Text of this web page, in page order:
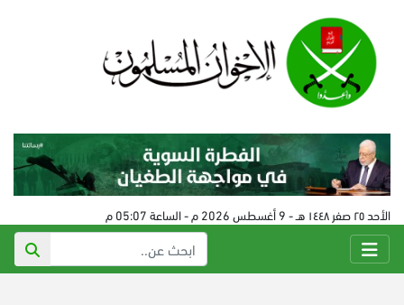
الأحد ٢٥ صفر ١٤٤٨ هـ - 9 أغسطس 2026 م - الساعة 05:07 م